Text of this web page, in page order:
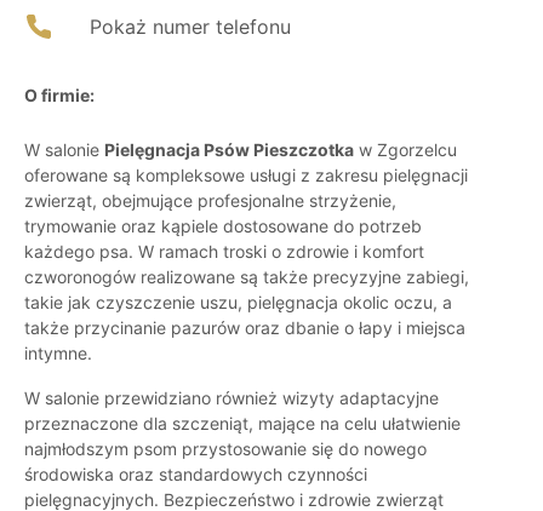
Pokaż numer telefonu
O firmie:
W salonie Pielęgnacja Psów Pieszczotka w Zgorzelcu
oferowane są kompleksowe usługi z zakresu pielęgnacji
zwierząt, obejmujące profesjonalne strzyżenie,
trymowanie oraz kąpiele dostosowane do potrzeb
każdego psa. W ramach troski o zdrowie i komfort
czworonogów realizowane są także precyzyjne zabiegi,
takie jak czyszczenie uszu, pielęgnacja okolic oczu, a
także przycinanie pazurów oraz dbanie o łapy i miejsca
intymne.
W salonie przewidziano również wizyty adaptacyjne
przeznaczone dla szczeniąt, mające na celu ułatwienie
najmłodszym psom przystosowanie się do nowego
środowiska oraz standardowych czynności
pielęgnacyjnych. Bezpieczeństwo i zdrowie zwierząt